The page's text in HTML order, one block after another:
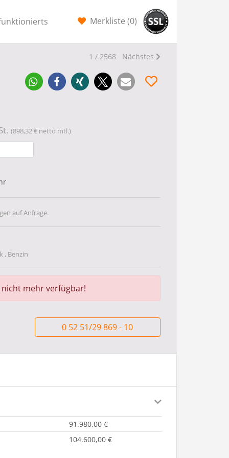
Merkliste (0)
1 / 2568 Nächstes
(898,32 € netto mtl.)
auf Anfrage.
, Benzin
mehr verfügbar!
0 52 51/29 869 - 10
91.980,00 €
104.600,00 €